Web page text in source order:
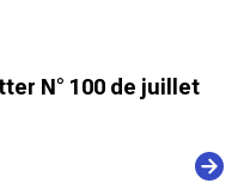
N° 100 de juillet